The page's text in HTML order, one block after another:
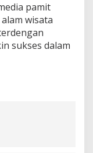
pamit
wisata
sukses dalam